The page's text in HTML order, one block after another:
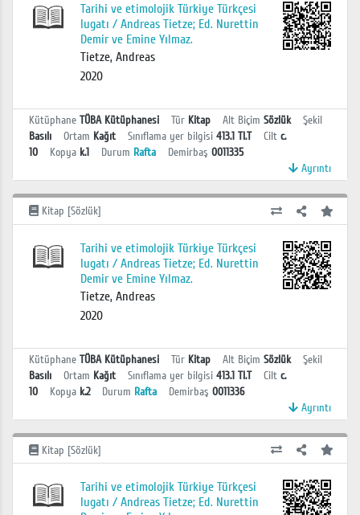
Tarihi ve etimolojik Türkiye Türkçesi
lugatı / Andreas Tietze; Ed. Nurettin
Demir ve Emine Yılmaz.
Tietze, Andreas
2020
Kütüphane TÜBA Kütüphanesi Tür Kitap Alt Biçim Sözlük
Şekil
Basılı
Ortam Kağıt Sınıflama yer bilgisi 413.1 TI.T Cilt c.
10
Kopya k.1 Durum Rafta Demirbaş 0011335
Ayrıntı
Kitap [Sözlük]
Tarihi ve etimolojik Türkiye Türkçesi
lugatı / Andreas Tietze; Ed. Nurettin
Demir ve Emine Yılmaz.
Tietze, Andreas
2020
Kütüphane TÜBA Kütüphanesi Tür Kitap Alt Biçim Sözlük
Şekil
Basılı
Ortam Kağıt Sınıflama yer bilgisi 413.1 TI.T Cilt c.
10
Kopya k.2 Durum Rafta Demirbaş 0011336
Ayrıntı
Kitap [Sözlük]
Tarihi ve etimolojik Türkiye Türkçesi
lugatı / Andreas Tietze; Ed. Nurettin